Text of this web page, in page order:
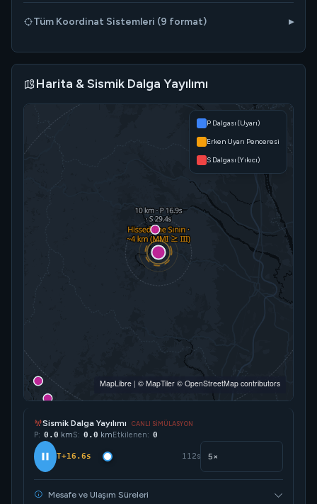
Tüm Koordinat Sistemleri (9 format)
Harita & Sismik Dalga Yayılımı
MapLibre | © MapTiler © OpenStreetMap contributors
P Dalgası (Uyarı)
Erken Uyarı Penceresi
S Dalgası (Yıkıcı)
Sismik Dalga Yayılımı CANLI SİMÜLASYON
P: 71.7kmS: 0.0kmEtkilenen:
T+20.7s 112s
Mesafe ve Ulaşım Süreleri